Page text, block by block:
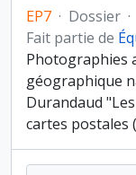
EP7 · Dossier ·
Fait partie de
Photographies
géographique
Durandaud
cartes postales